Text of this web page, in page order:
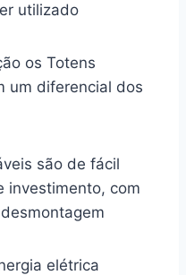
utilizado
os Totens
um diferencial dos
são de fácil
investimento, com
elétrica